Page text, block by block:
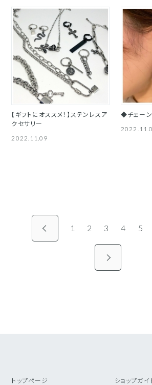
【ギフトにオススメ！】ステンレスア
クセサリー
2022.11.09
◆チェー
1 2 3 4 5
トップページ
ショップガイ